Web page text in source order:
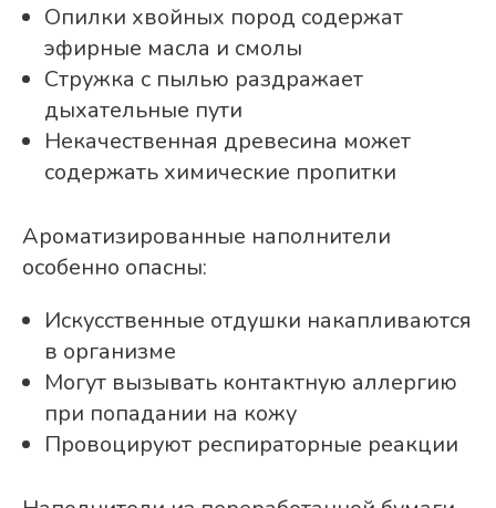
Опилки хвойных пород содержат
эфирные масла и смолы
Стружка с пылью раздражает
дыхательные пути
Некачественная древесина может
содержать химические пропитки
Ароматизированные наполнители
особенно опасны:
Искусственные отдушки накапливаются
в организме
Могут вызывать контактную аллергию
при попадании на кожу
Провоцируют респираторные реакции